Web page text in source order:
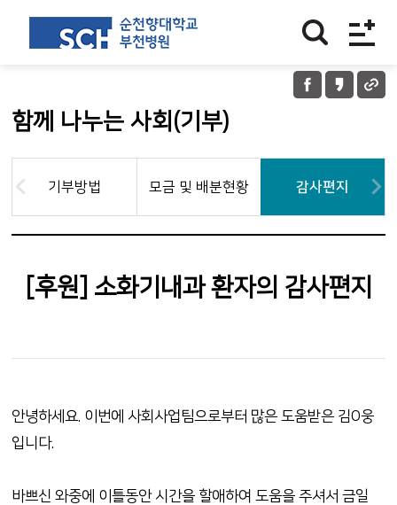
함께 나누는 사회(기부)
기부방법 모금 및 배분현황 감사편지
[후원] 소화기내과 환자의 감사편지
안녕하세요. 이번에 사회사업팀으로부터 많은 도움받은 김O웅
입니다.
바쁘신 와중에 이틀동안 시간을 할애하여 도움을 주셔서 금일